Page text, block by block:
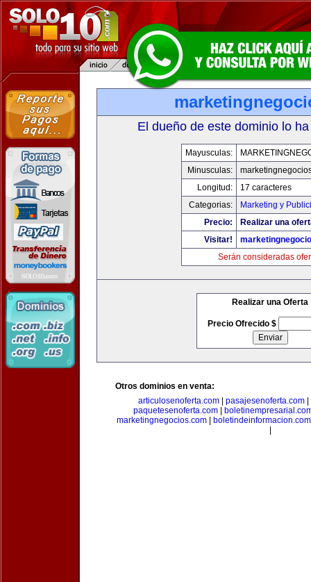
El dueño de este dominio lo
Mayusculas:
Minusculas:
Longitud:
17 caracteres
Categorias:
Marketing y
Precio:
Realizar una
Visitar!
Serán consideradas
Realizar una Oferta
Precio Ofrecido $
Otros dominios en venta:
articulosenoferta.com
pasajesenoferta.com
paquetesenoferta.com|
marketingnegocios.com
boletindeinformacion.com